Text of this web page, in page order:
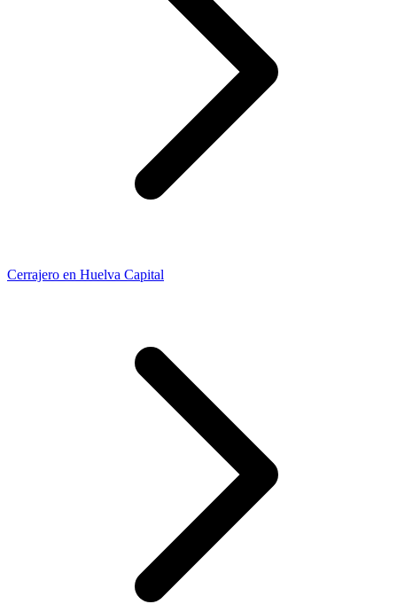
Cerrajero en Huelva Capital